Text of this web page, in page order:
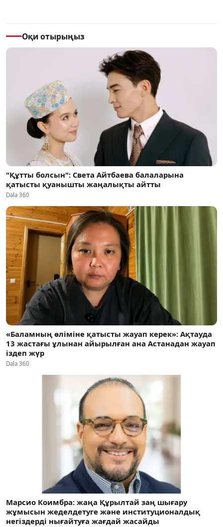
Оқи отырыңыз
"Құтты болсын": Света Айтбаева балаларына
қатысты қуанышты жаңалықты айтты
Dala 360
«Баламның өліміне қатысты жауап керек»: Ақтауда
13 жастағы ұлынан айырылған ана Астанадан жауап
іздеп жүр
Dala 360
Марсио Коимбра: жаңа Құрылтай заң шығару
жұмысын жеделдетуге және институционалдық
негіздерді нығайтуға жағдай жасайды